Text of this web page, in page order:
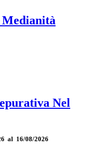
Medianità
Nel
al 16/08/2026